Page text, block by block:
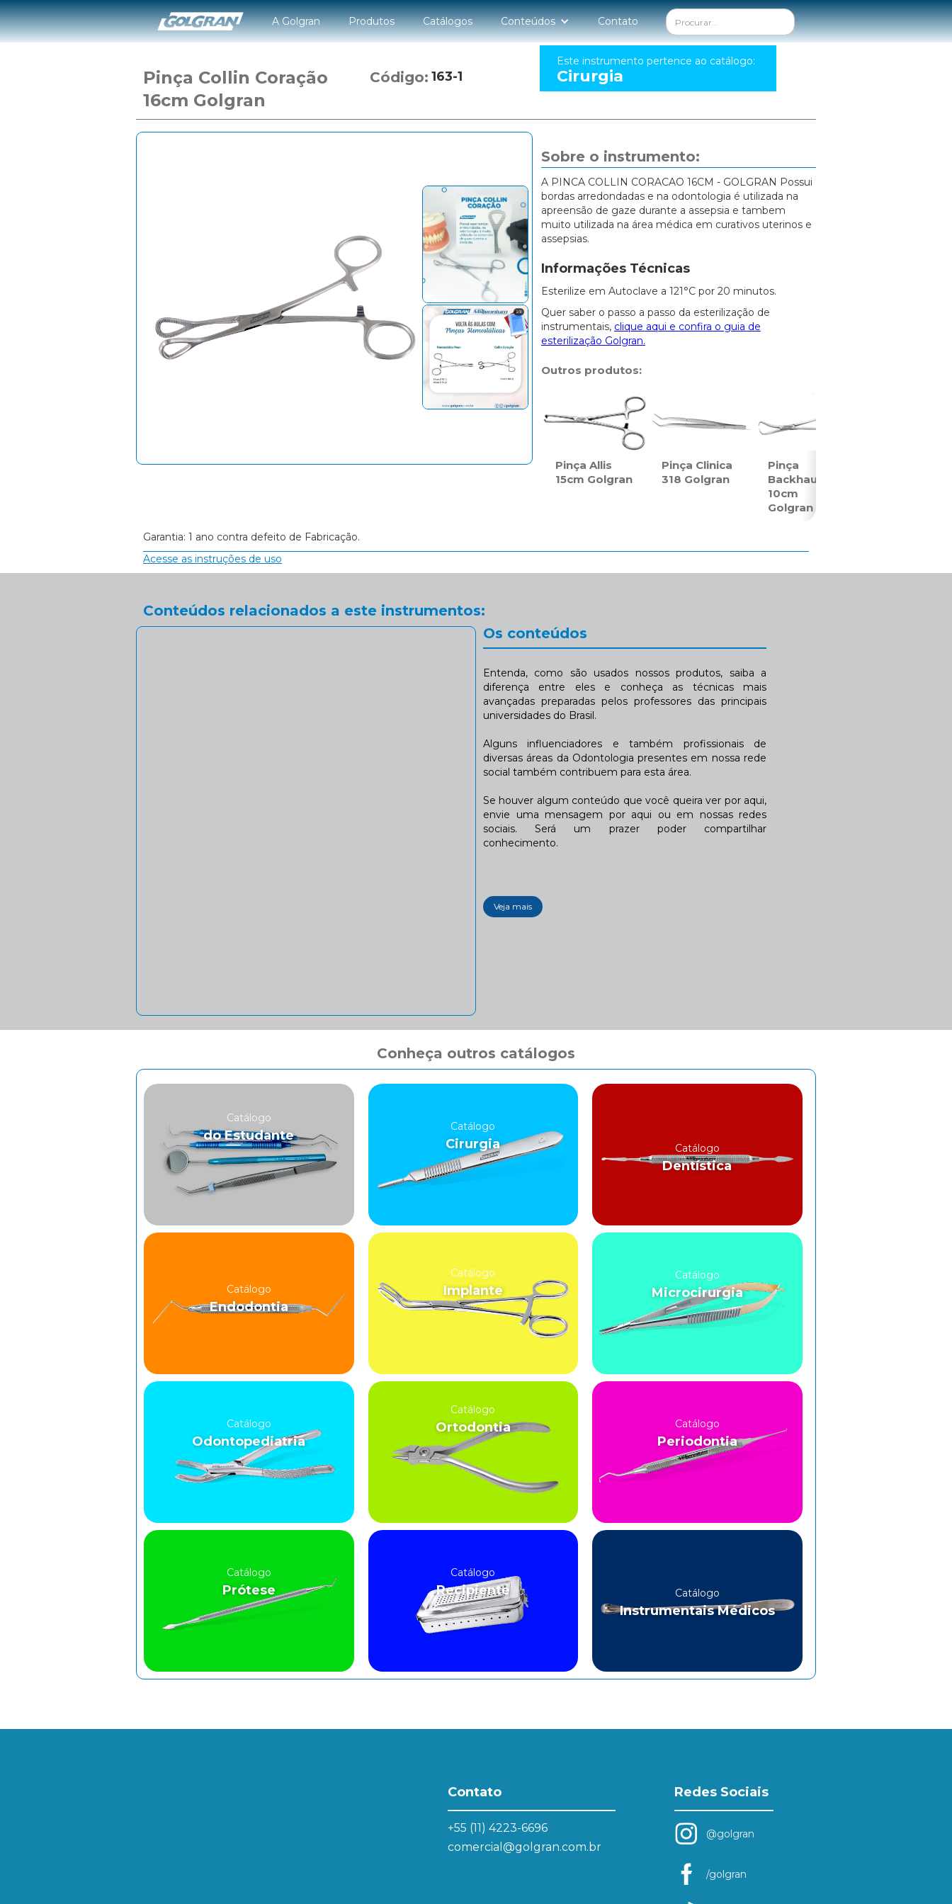
A Golgran Produtos Catálogos Conteúdos Contato
Pinça Collin Coração
16cm Golgran
Código: 163-1
Este instrumento pertence ao catálogo:
Cirurgia
Sobre o instrumento:
A PINCA COLLIN CORACAO 16CM - GOLGRAN Possui
bordas arredondadas e na odontologia é utilizada na
apreensão de gaze durante a assepsia e tambem
muito utilizada na área médica em curativos uterinos e
assepsias.
Informações Técnicas
Esterilize em Autoclave a 121°C por 20 minutos.
Quer saber o passo a passo da esterilização de
instrumentais, clique aqui e confira o guia de
esterilização Golgran.
Outros produtos:
Pinça Allis
15cm Golgran
Pinça Clinica
318 Golgran
Pinça
Backhaus
10cm
Golgran
Garantia: 1 ano contra defeito de Fabricação.
Acesse as instruções de uso
Conteúdos relacionados a este instrumentos:
Os conteúdos
Entenda, como são usados nossos produtos, saiba a
diferença entre eles e conheça as técnicas mais
avançadas preparadas pelos professores das principais
universidades do Brasil.
Alguns influenciadores e também profissionais de
diversas áreas da Odontologia presentes em nossa rede
social também contribuem para esta área.
Se houver algum conteúdo que você queira ver por aqui,
envie uma mensagem por aqui ou em nossas redes
sociais. Será um prazer poder compartilhar
conhecimento.
Veja mais
Conheça outros catálogos
Catálogo
do Estudante
Catálogo
Cirurgia Catálogo
Dentística
Catálogo
Endodontia
Catálogo
Implante
Catálogo
Microcirurgia
Catálogo
Odontopediatria
Catálogo
Ortodontia Catálogo
Periodontia
Catálogo
Prótese
Catálogo
Recipiente Catálogo
Instrumentais Médicos
Contato
+55 (11) 4223-6696
comercial@golgran.com.br
Redes Sociais
@golgran
/golgran